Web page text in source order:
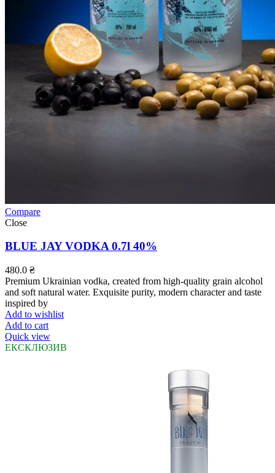
Compare
Close
BLUE JAY VODKA 0.7l 40%
480.0 ₴
Premium Ukrainian vodka, created from high-quality grain alcohol
and soft natural water. Exquisite purity, modern character and taste
inspired by
Add to wishlist
Add to cart
Quick view
ЕКСКЛЮЗИВ